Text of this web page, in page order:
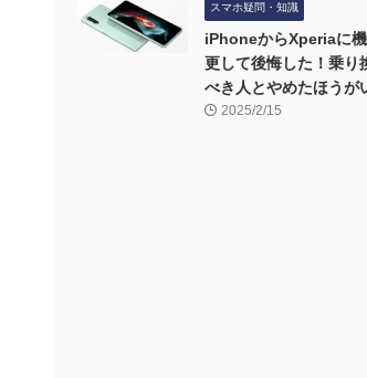
スマホ疑問・知識
iPhoneからXperiaに
更して後悔した！乗り
べき人とやめたほうが
2025/2/15